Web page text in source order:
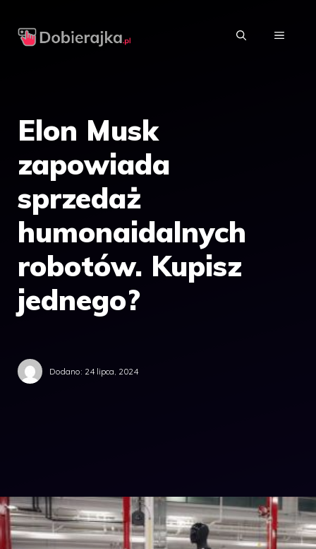
MENU
Elon Musk
zapowiada
sprzedaż
humonaidalnych
robotów. Kupisz
jednego?
Dodano: 24 lipca, 2024